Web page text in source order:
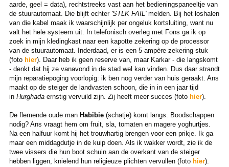
aarde, geel = data), rechtstreeks vast aan het bedieningspaneeltje van
de stuurautomaat. Die blijft echter 'STLK FAIL' melden. Bij het loshalen
van die kabel maak ik waarschijnlijk per ongeluk kortsluiting, want nu
valt het hele systeem uit. In telefonisch overleg met Fons ga ik op
zoek in mijn kledingkast naar een kapotte zekering op de processor
van de stuurautomaat. Inderdaad, er is een 5-ampère zekering stuk
(foto hier). Daar heb ik geen reserve van, maar Karkar - die langskomt
- denkt dat hij ze vanavond in de stad wel kan vinden. Dus daar strandt
mijn reparatiepoging voorlopig: ik ben nog verder van huis geraakt. Ans
maakt op de steiger de landvasten schoon, die in in een jaar tijd
in Hurghada ernstig vervuild zijn. Zij heeft meer succes (foto hier).
De flemende oude man Habibie(schatje) komt langs. Boodschappen
nodig? Ans vraagt hem om fruit, sla, tomaten en magere yoghurtjes.
Na een halfuur komt hij het trouwhartig brengen voor een prikje. Ik ga
maar een middagdutje in de kuip doen. Als ik wakker wordt, zie ik de
twee vissers die hun boot schuin aan de overkant van de steiger
hebben liggen, knielend hun religieuze plichten vervullen (foto hier).